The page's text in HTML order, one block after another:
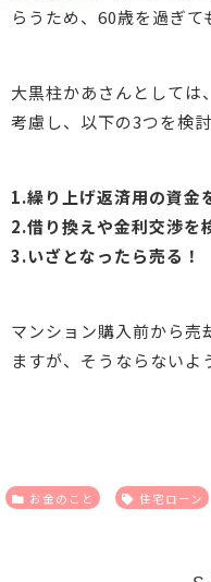
らうため、60歳を過ぎて
大黒柱かあさんとしては
考慮し、以下の3つを検討
1.繰り上げ返済用の資金
2.借り換えや金利交渉を
3.いざとなったら売る！
マンション購入前から売
ますが、そうならない
お金のこと 住宅ローン